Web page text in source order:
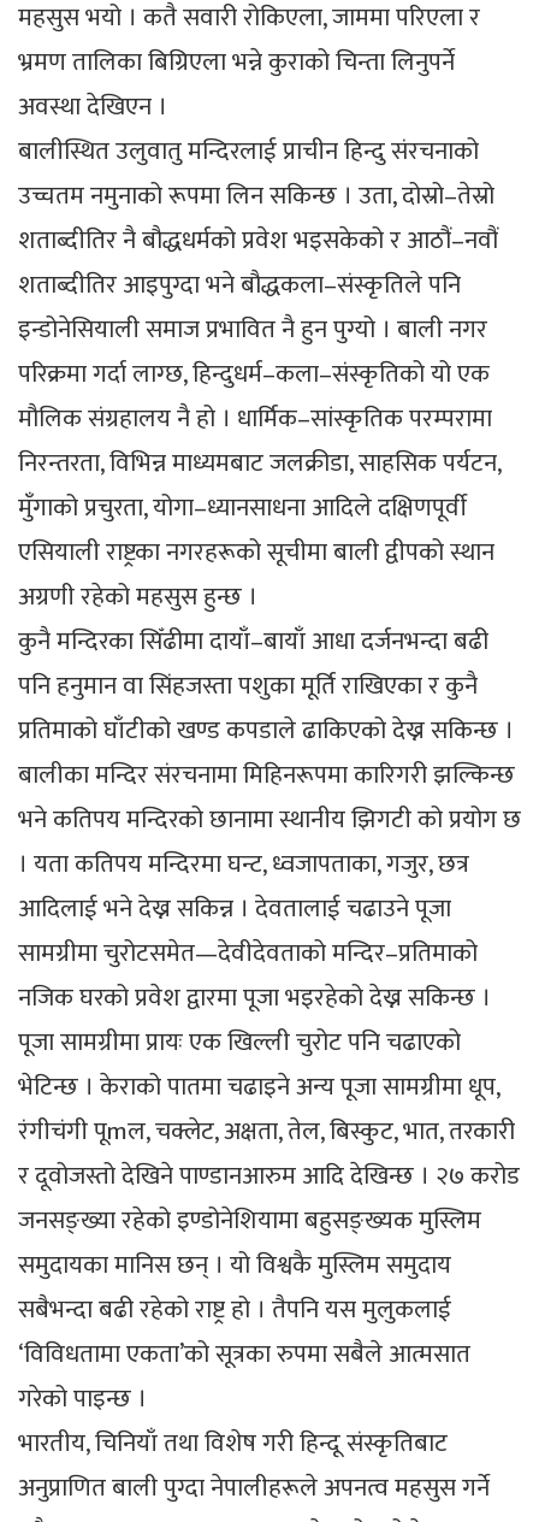
महसुस भयो । कतै सवारी रोकिएला, जाममा परिएला र
भ्रमण तालिका बिग्रिएला भन्ने कुराको चिन्ता लिनुपर्ने
अवस्था देखिएन ।
बालीस्थित उलुवातु मन्दिरलाई प्राचीन हिन्दु संरचनाको
उच्चतम नमुनाको रूपमा लिन सकिन्छ । उता, दोस्रो–तेस्रो
शताब्दीतिर नै बौद्धधर्मको प्रवेश भइसकेको र आठौं–नवौं
शताब्दीतिर आइपुग्दा भने बौद्धकला–संस्कृतिले पनि
इन्डोनेसियाली समाज प्रभावित नै हुन पुग्यो । बाली नगर
परिक्रमा गर्दा लाग्छ, हिन्दुधर्म–कला–संस्कृतिको यो एक
मौलिक संग्रहालय नै हो । धार्मिक–सांस्कृतिक परम्परामा
निरन्तरता, विभिन्न माध्यमबाट जलक्रीडा, साहसिक पर्यटन,
मुँगाको प्रचुरता, योगा–ध्यानसाधना आदिले दक्षिणपूर्वी
एसियाली राष्ट्रका नगरहरूको सूचीमा बाली द्वीपको स्थान
अग्रणी रहेको महसुस हुन्छ ।
कुनै मन्दिरका सिँढीमा दायाँ–बायाँ आधा दर्जनभन्दा बढी
पनि हनुमान वा सिंहजस्ता पशुका मूर्ति राखिएका र कुनै
प्रतिमाको घाँटीको खण्ड कपडाले ढाकिएको देख्न सकिन्छ ।
बालीका मन्दिर संरचनामा मिहिनरूपमा कारिगरी झल्किन्छ
भने कतिपय मन्दिरको छानामा स्थानीय झिगटी को प्रयोग छ
। यता कतिपय मन्दिरमा घन्ट, ध्वजापताका, गजुर, छत्र
आदिलाई भने देख्न सकिन्न । देवतालाई चढाउने पूजा
सामग्रीमा चुरोटसमेत—देवीदेवताको मन्दिर–प्रतिमाको
नजिक घरको प्रवेश द्वारमा पूजा भइरहेको देख्न सकिन्छ ।
पूजा सामग्रीमा प्रायः एक खिल्ली चुरोट पनि चढाएको
भेटिन्छ । केराको पातमा चढाइने अन्य पूजा सामग्रीमा धूप,
रंगीचंगी पूmल, चक्लेट, अक्षता, तेल, बिस्कुट, भात, तरकारी
र दूवोजस्तो देखिने पाण्डानआरुम आदि देखिन्छ । २७ करोड
जनसङ्ख्या रहेको इण्डोनेशियामा बहुसङ्ख्यक मुस्लिम
समुदायका मानिस छन् । यो विश्वकै मुस्लिम समुदाय
सबैभन्दा बढी रहेको राष्ट्र हो । तैपनि यस मुलुकलाई
‘विविधतामा एकता’को सूत्रका रुपमा सबैले आत्मसात
गरेको पाइन्छ ।
भारतीय, चिनियाँ तथा विशेष गरी हिन्दू संस्कृतिबाट
अनुप्राणित बाली पुग्दा नेपालीहरूले अपनत्व महसुस गर्ने